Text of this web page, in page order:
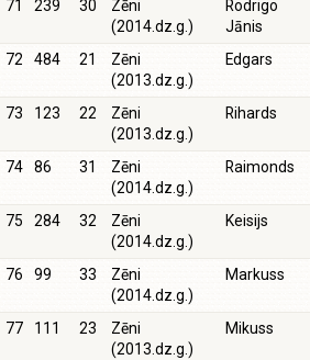
71 239 30
Zēni
(2014.dz.g.)
Rodrigo
Jānis
72 484 21
Zēni
(2013.dz.g.)
Edgars
73 123 22
Zēni
(2013.dz.g.)
Rihards
74 86 31
Zēni
(2014.dz.g.)
Raimonds
75 284 32
Zēni
(2014.dz.g.)
Keisijs
76 99 33
Zēni
(2014.dz.g.)
Markuss
77 111 23
Zēni
(2013.dz.g.)
Mikuss